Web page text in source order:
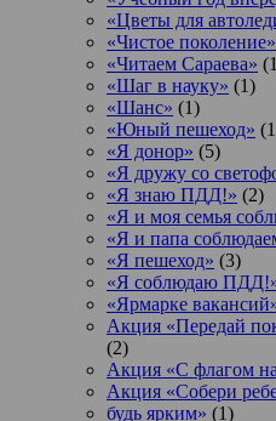
«Цветы для
«Чистое поколение»
«Читаем Сараева»
«Шаг в науку» (1)
«Шанс» (1)
«Юный пешеход»
«Я донор» (5)
«Я дружу со
«Я знаю ПДД!» (2)
«Я и моя семья
«Я и папа
«Я пешеход» (3)
«Я соблюдаю
«Ярмарке
Акция «Передай
(2)
Акция «С флагом
Акция «Собери
будь ярким» (1)